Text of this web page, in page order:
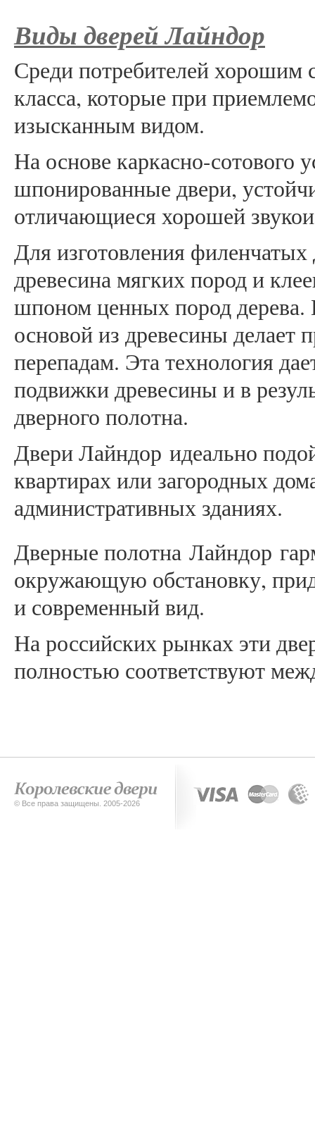
Виды дверей Лайндор
Среди потребителей хорошим
класса, которые при
изысканным видом.
На основе каркасно-сотового
шпонированные двери,
отличающиеся хорошей
Для изготовления филенчатых
древесина мягких пород и
шпоном ценных пород
основой из древесины делает
перепадам. Эта технология
подвижки древесины и в
дверного полотна.
Двери Лайндор идеально
квартирах или загородных
административных зданиях.
Дверные полотна Лайндор
окружающую обстановку,
и современный вид.
На российских рынках эти
полностью соответствуют
© Все права защищены. 2005-2026